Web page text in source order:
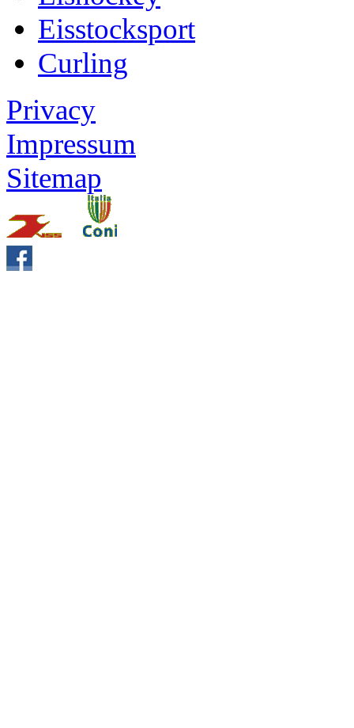
Eisstocksport
Curling
Privacy
Impressum
Sitemap